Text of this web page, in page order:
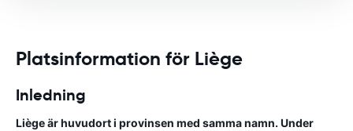
Platsinformation för Liège
Inledning
Liège är huvudort i provinsen med samma namn. Under